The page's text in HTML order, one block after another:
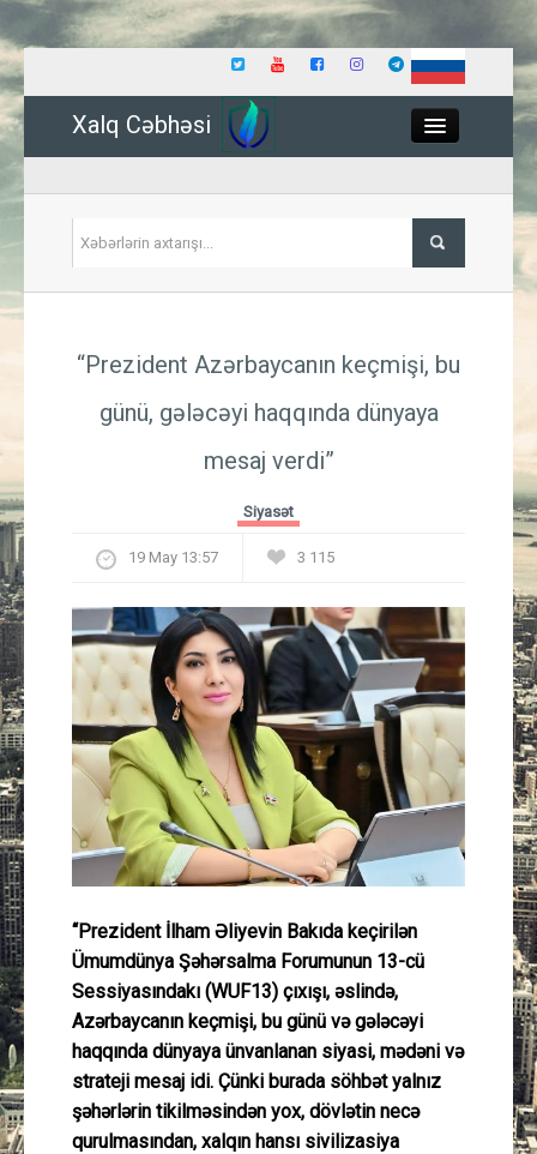
Xalq Cəbhəsi
İqtisadiyyat
Güney Azərbaycan
Mədəniyyət
Müsahibə
İdman
Layihə
Gündəm
Cəmiyyət
Peşə etikası
Əlaqə
“Prezident Azərbaycanın keçmişi, bu
günü, gələcəyi haqqında dünyaya
mesaj verdi”
Siyasət
19 May 13:57 3 115
“Prezident İlham Əliyevin Bakıda keçirilən
Ümumdünya Şəhərsalma Forumunun 13-cü
Sessiyasındakı (WUF13) çıxışı, əslində,
Azərbaycanın keçmişi, bu günü və gələcəyi
haqqında dünyaya ünvanlanan siyasi, mədəni və
strateji mesaj idi. Çünki burada söhbət yalnız
şəhərlərin tikilməsindən yox, dövlətin necə
qurulmasından, xalqın hansı sivilizasiya